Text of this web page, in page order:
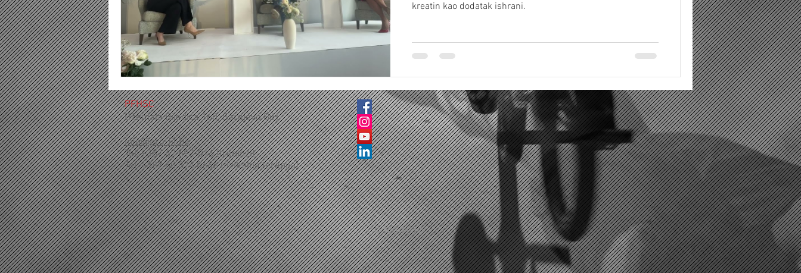
kreatin kao dodatak ishrani.
PFHSC
Džemala Bijedića 160, Sarajevo BiH
info@pro-fit.ba
Tel: +387 62 692-016 (treninzi)
Tel: +387 60 324 0666 (fizikalna terapija)
© 2020 PFHSC